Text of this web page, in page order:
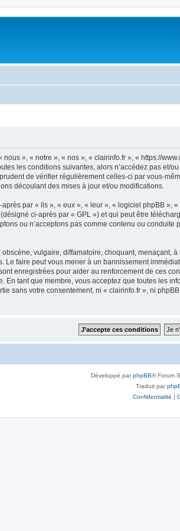
», « notre », « nos », « clairinfo.fr », « https://
les conditions suivantes, alors n’accédez pas
de vérifier régulièrement celles-ci par vous-
découlant des mises à jour et/ou modifications.
par « ils », « eux », « leur », « logiciel phpBB
ci-après par « GPL ») et qui peut être
ou n’acceptons pas comme contenu ou
vulgaire, diffamatoire, choquant, menaçant,
faire peut vous mener à un bannissement
enregistrées pour aider au renforcement de ces
En tant que membre, vous acceptez que toutes les
sans votre consentement, ni « clairinfo.fr », ni
Développé parphpBB® Forum
Traduit par
Confidentialité |